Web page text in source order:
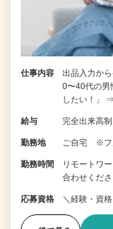
仕事内容
出品入力か
0〜40代の男
したい！」
給与 完全出来高制
勤務地 ご自宅 ※フ
勤務時間
リモートワ
合わせくだ
応募資格 ＼経験・資